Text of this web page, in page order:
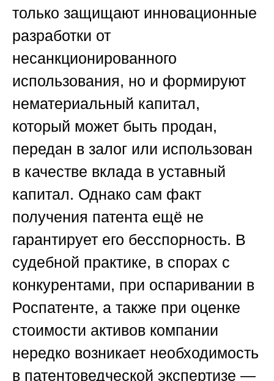
только защищают инновационные
разработки от
несанкционированного
использования, но и формируют
нематериальный капитал,
который может быть продан,
передан в залог или использован
в качестве вклада в уставный
капитал. Однако сам факт
получения патента ещё не
гарантирует его бесспорность. В
судебной практике, в спорах с
конкурентами, при оспаривании в
Роспатенте, а также при оценке
стоимости активов компании
нередко возникает необходимость
в патентоведческой экспертизе —